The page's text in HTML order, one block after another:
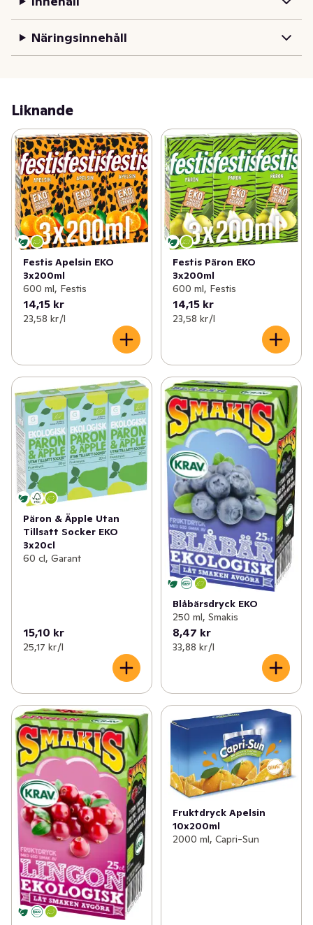
hos svenska folket sedan lanseringen 1961 då den
Festis hallon har ett snitt på 30% mindre socker än
liknande stilla fruktdrycker på marknaden och innehållet
hallon kommer i en förpackning på 20cl, lagom storlek
att ta med på resan, utflykten, servera på kalaset, packa
ner i väskan eller plocka ut från kylskåpet närhelst man
är sugen på något gott och vill släcka törsten.
Näringsinnehåll
Liknande
Festis Apelsin EKO
3x200ml
600 ml, Festis
14,15 kr
23,58 kr /l
Festis Päron EKO
3x200ml
600 ml, Festis
14,15 kr
23,58 kr /l
Päron & Äpple Utan
Tillsatt Socker EKO
3x20cl
60 cl, Garant
15,10 kr
25,17 kr /l
Blåbärsdryck EKO
250 ml, Smakis
8,47 kr
33,88 kr /l
Fruktdryck Apelsin
10x200ml
2000 ml, Capri-Sun